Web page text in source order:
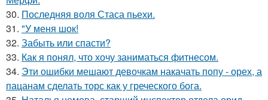
30. Последняя воля Стаса пьехи.
31. "У меня шок!
32. Забыть или спасти?
33. Как я понял, что хочу заниматься фитнесом.
34. Эти ошибки мешают девочкам накачать попу - орех, а
пацанам сделать торс как у греческого бога.